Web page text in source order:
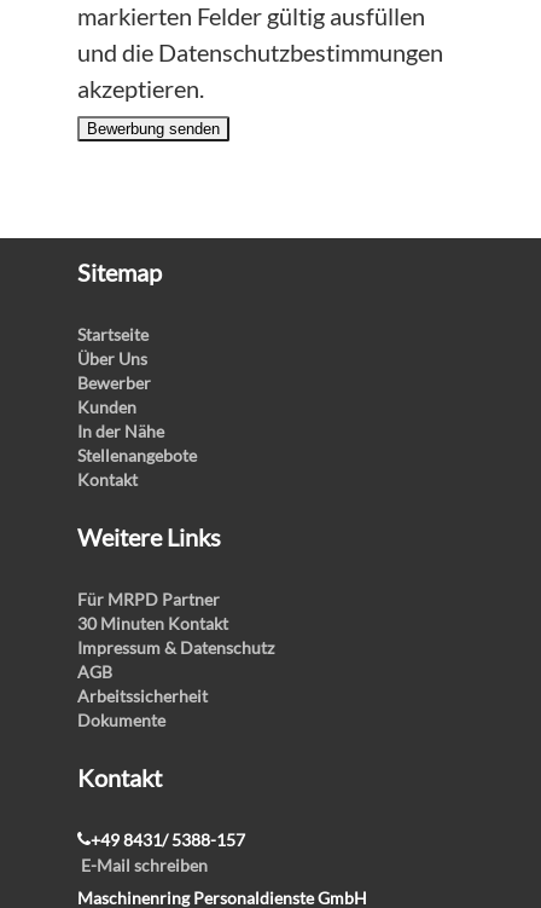
markierten Felder gültig ausfüllen
und die Datenschutzbestimmungen
akzeptieren.
Bewerbung senden
Sitemap
Startseite
Über Uns
Bewerber
Kunden
In der Nähe
Stellenangebote
Kontakt
Weitere Links
Für MRPD Partner
30 Minuten Kontakt
Impressum & Datenschutz
AGB
Arbeitssicherheit
Dokumente
Kontakt
+49 8431/ 5388-157
E-Mail schreiben
Maschinenring Personaldienste GmbH